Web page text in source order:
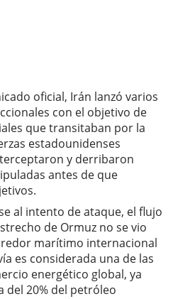
oficial, Irán lanzó varios
con el objetivo de
que transitaban por la
estadounidenses
y derribaron
antes de que
al intento de ataque, el flujo
de Ormuz no se vio
marítimo internacional
es considerada una de las
energético global, ya
del 20% del petróleo